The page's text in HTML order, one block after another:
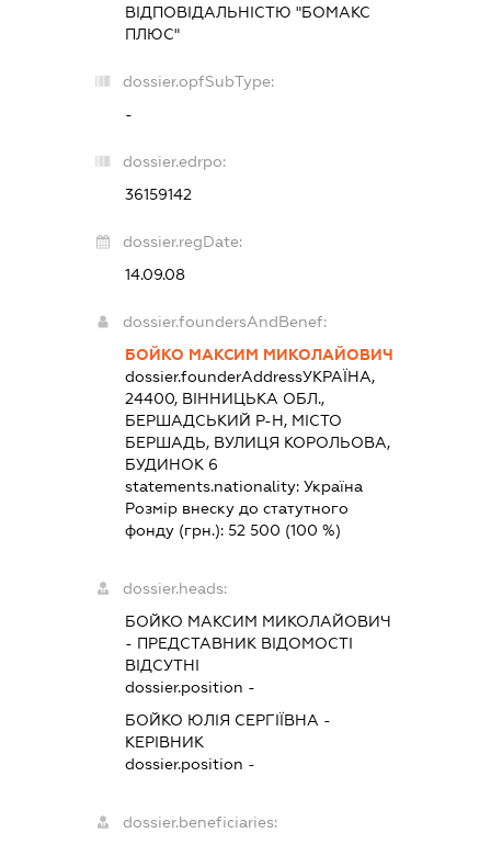
ВІДПОВІДАЛЬНІСТЮ "БОМАКС
ПЛЮС"
dossier.opfSubType:
-
dossier.edrpo:
36159142
dossier.regDate:
14.09.08
dossier.foundersAndBenef:
БОЙКО МАКСИМ МИКОЛАЙОВИЧ
dossier.founderAddressУКРАЇНА,
24400, ВІННИЦЬКА ОБЛ.,
БЕРШАДСЬКИЙ Р-Н, МІСТО
БЕРШАДЬ, ВУЛИЦЯ КОРОЛЬОВА,
БУДИНОК 6
statements.nationality: Україна
Розмір внеску до статутного
фонду (грн.): 52 500 (100 %)
dossier.heads:
БОЙКО МАКСИМ МИКОЛАЙОВИЧ
- ПРЕДСТАВНИК ВІДОМОСТІ
ВІДСУТНІ
dossier.position -
БОЙКО ЮЛІЯ СЕРГІЇВНА -
КЕРІВНИК
dossier.position -
dossier.beneficiaries: